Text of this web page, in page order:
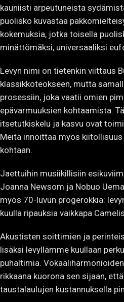
kauniisti arpeutuneista
puolisko kuvastaa
kokemuksia, jotka toisella
minättömäksi, universaaliksi
Levyn nimi on tietenkin viittaus
klassikkoteokseen, mutta
prosessiin, joka vaatii omien
epävarmuuksien kohtaamista.
itsetutkiskelu ja kasvu ovat
Meitä innoittaa myös
kohtaan.
Jaettuihin musiikillisiin
Joanna Newsom ja Nobuo
myös 70-luvun progerokkia:
kuulla ripauksia vaikkapa
Akustisten soittimien ja
lisäksi levyllämme kuullaan
puhaltimia.
rikkaana kuorona sen sijaan,
taustalaulujen kustannuksella